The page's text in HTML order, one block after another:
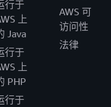
行于
上
Java
行于
上
PHP
行于
AWS 可
访问性
法律